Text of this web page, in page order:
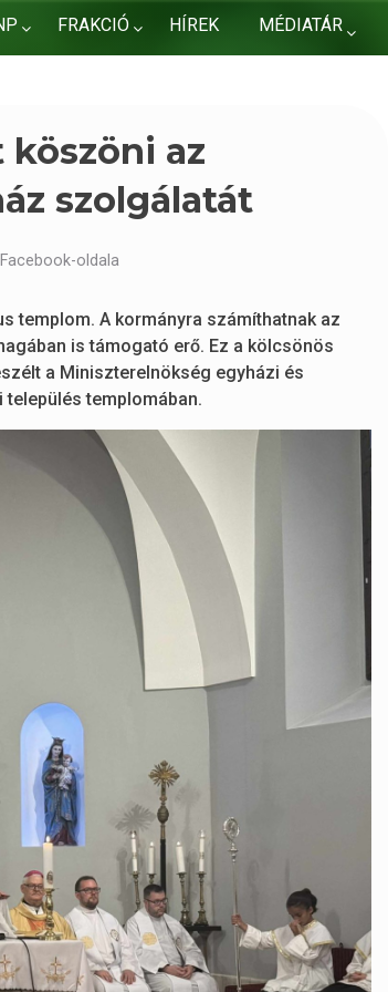
FRAKCIÓ HÍREK MÉDIATÁR
köszöni az
szolgálatát
oldala
templom. A kormányra számíthatnak az
is támogató erő. Ez a kölcsönös
a Miniszterelnökség egyházi és
templomában.